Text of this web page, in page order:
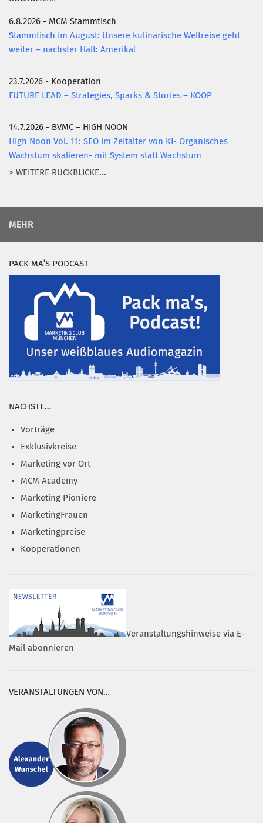
6.8.2026 - MCM Stammtisch
Stammtisch im August: Unsere kulinarische Weltreise geht
weiter – nächster Halt: Amerika!
23.7.2026 - Kooperation
FUTURE LEAD – Strategies, Sparks & Stories – KOOP
14.7.2026 - BVMC – HIGH NOON
High Noon Vol. 11: SEO im Zeitalter von KI- Organisches
Wachstum skalieren- mit System statt Wachstum
> WEITERE RÜCKBLICKE...
MEHR
PACK MA’S PODCAST
NÄCHSTE…
Vorträge
Exklusivkreise
Marketing vor Ort
MCM Academy
Marketing Pioniere
MarketingFrauen
Marketingpreise
Kooperationen
Veranstaltungshinweise via E-
Mail abonnieren
VERANSTALTUNGEN VON…